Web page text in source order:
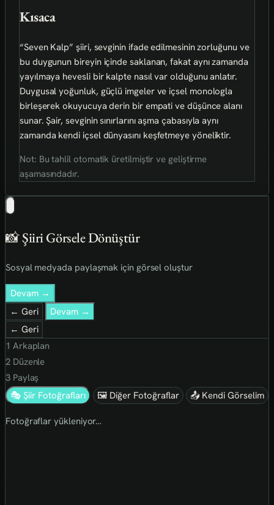
Kısaca
“Seven Kalp” şiiri, sevginin ifade edilmesinin zorluğunu ve
bu duygunun bireyin içinde saklanan, fakat aynı zamanda
yayılmaya hevesli bir kalpte nasıl var olduğunu anlatır.
Duygusal yoğunluk, güçlü imgeler ve içsel monologla
birleşerek okuyucuya derin bir empati ve düşünce alanı
sunar. Şair, sevginin sınırlarını aşma çabasıyla aynı
zamanda kendi içsel dünyasını keşfetmeye yöneliktir.
Not: Bu tahlil otomatik üretilmiştir ve geliştirme
aşamasındadır.
📸 Şiiri Görsele Dönüştür
Sosyal medyada paylaşmak için görsel oluştur
Devam →
← Geri
Devam →
← Geri
1 Arkaplan
2Düzenle
3Paylaş
🎭 Şiir Fotoğrafları
🖼 Diğer Fotoğraflar 📤 Kendi Görselim
Fotoğraflar yükleniyor…